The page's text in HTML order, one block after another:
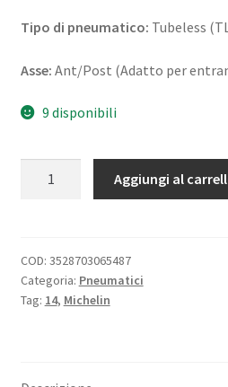
Tipo di pneumatico: Tubeless
Asse: Ant/Post (Adatto per
9 disponibili
-
14
53P
Aggiungi al
COD: 3528703065487
Categoria: Pneumatici
Tag: 14, Michelin